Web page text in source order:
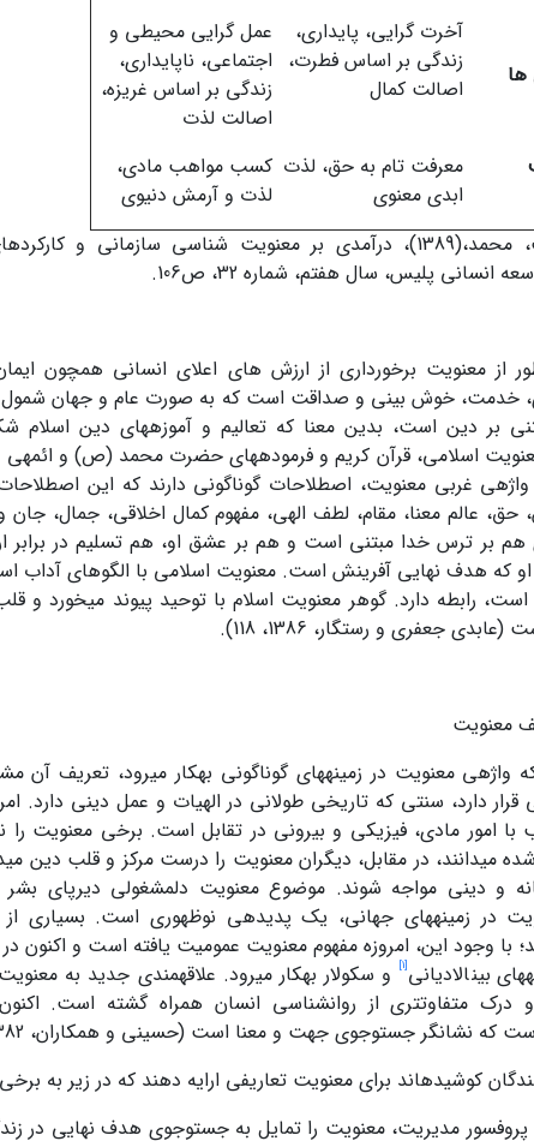
آخرت گرایی، پایداری،
زندگی بر اساس فطرت،
اصالت کمال
عمل گرایی محیطی و
اجتماعی، ناپایداری،
زندگی بر اساس غریزه،
اصالت لذت
معرفت تام به حق، لذت
ابدی معنوی
کسب مواهب مادی،
لذت و آرمش دنیوی
عترت دوست، محمد،(1389)، درآمدی بر معنویت شناسی سازمانی و
انسانی پلیس، سال هفتم، شماره 32، ص106.
از معنویت برخورداری از ارزش های اعلای انسانی همچون
خدمت، خوش بینی و صداقت است که به صورت عام و جهان
بر دین است، بدین معنا که تعالیم و آموزه­های دین
اسلامی، قرآن کریم و فرموده­های حضرت محمد (ص) و ائمه­ی
واژه­ی غربی معنویت، اصطلاحات گوناگونی دارند که این
حق، عالم معنا، مقام، لطف الهی، مفهوم کمال اخلاقی، جمال، جان
هم بر ترس خدا مبتنی است و هم بر عشق او، هم تسلیم در
رابطه دارد. گوهر معنویت اسلام با توحید پیوند می­خورد و
جعفری و رستگار، 1386، 118).
معنویت
واژه­ی معنویت در زمینه‏های گوناگونی به‏کار می‏رود، تعریف
دارد، سنتی که تاریخی طولانی در الهیات و عمل دینی دارد.
امور مادی، فیزیکی و بیرونی در تقابل است. برخی معنویت را
شده می‏دانند، در مقابل، دیگران معنویت را درست مرکز و قلب دین
و دینی مواجه شوند. موضوع معنویت دل­مشغولی دیرپای
در زمینه‏های جهانی، یک پدیده­ی نوظهوری است. بسیاری از
بین‏الادیانی[1]
و سکولار به‏کار می‏رود. علاقه­مندی جدید به
و درک متفاوت‏تری از روان­شناسی انسان همراه گشته است.
که نشان­گر جست‏وجوی جهت و معنا است (حسینی و همکاران، 1382، 225).
کوشیده­اند برای معنویت تعاریفی ارایه دهند که در زیر به برخی
پروفسور مدیریت، معنویت را تمایل به جست­وجوی هدف نهایی در